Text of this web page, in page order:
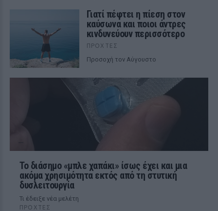
Γιατί πέφτει η πίεση στον
καύσωνα και ποιοι άντρες
κινδυνεύουν περισσότερο
ΠΡΟΧΤΈΣ
Προσοχή τον Αύγουστο
Το διάσημο «μπλε χαπάκι» ίσως έχει και μια
ακόμα χρησιμότητα εκτός από τη στυτική
δυσλειτουργία
Τι έδειξε νέα μελέτη
ΠΡΟΧΤΈΣ